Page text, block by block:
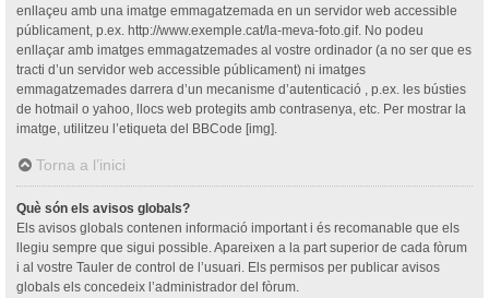
enllaçeu amb una imatge emmagatzemada en un servidor web accessible
públicament, p.ex. http://www.exemple.cat/la-meva-foto.gif. No podeu
enllaçar amb imatges emmagatzemades al vostre ordinador (a no ser que es
tracti d’un servidor web accessible públicament) ni imatges
emmagatzemades darrera d’un mecanisme d’autenticació , p.ex. les bústies
de hotmail o yahoo, llocs web protegits amb contrasenya, etc. Per mostrar la
imatge, utilitzeu l’etiqueta del BBCode [img].
Torna a l’inici
Què són els avisos globals?
Els avisos globals contenen informació important i és recomanable que els
llegiu sempre que sigui possible. Apareixen a la part superior de cada fòrum
i al vostre Tauler de control de l’usuari. Els permisos per publicar avisos
globals els concedeix l’administrador del fòrum.